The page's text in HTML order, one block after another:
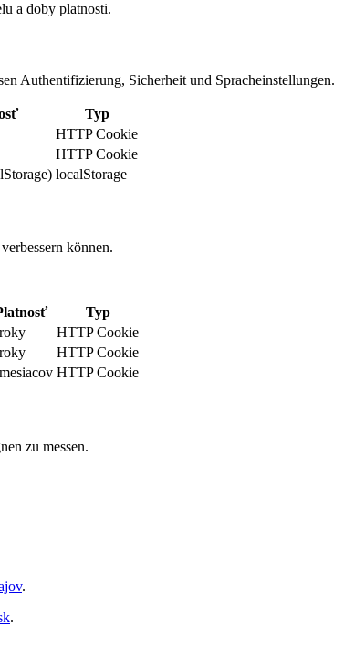
a doby platnosti.
Authentifizierung, Sicherheit und Spracheinstellungen.
Typ
HTTP Cookie
HTTP Cookie
localStorage
können.
Typ
HTTP Cookie
HTTP Cookie
HTTP Cookie
zu messen.
.
.